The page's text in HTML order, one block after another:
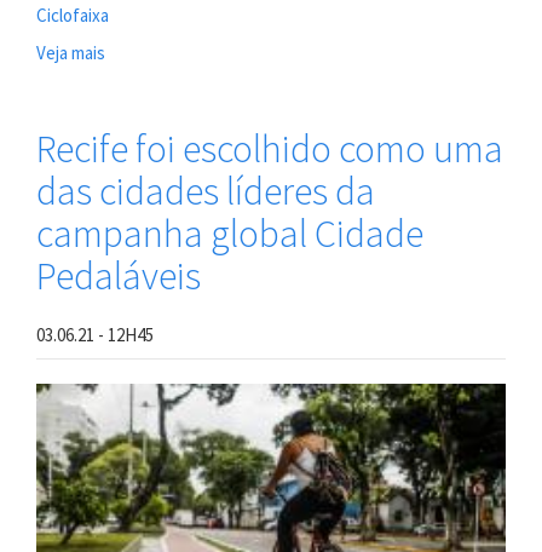
Ciclofaixa
Veja mais
duas
novas
ciclofaixas
no
Centro
e
Zona
do
Recife
Recife foi escolhido como uma
das cidades líderes da
campanha global Cidade
Pedaláveis
03.06.21 - 12H45